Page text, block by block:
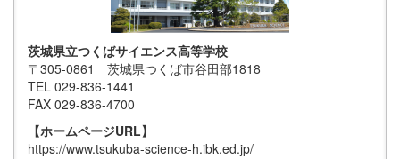
茨城県立つくばサイエンス高等学校
〒305-0861 茨城県つくば市谷田部1818
TEL 029-836-1441
FAX 029-836-4700
【ホームページURL】
https://www.tsukuba-science-h.ibk.ed.jp/